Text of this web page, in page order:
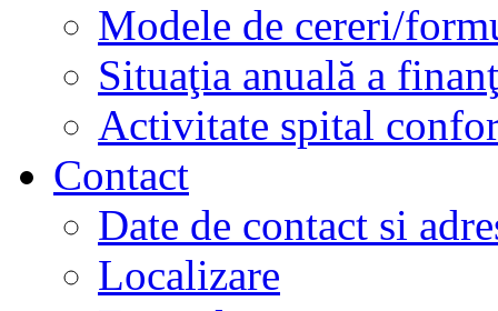
Modele de cereri/
Situaţia anuală a
Activitate spital
Contact
Date de contact si
Localizare